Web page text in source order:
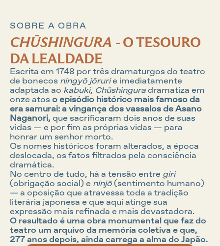
SOBRE A OBRA
CHŪSHINGURA - O TESOURO
DA LEALDADE
Escrita em 1748 por três dramaturgos do teatro
de bonecos ningyō jōruri e imediatamente
adaptada ao kabuki, Chūshingura dramatiza em
onze atos o episódio histórico mais famoso da
era samurai: a vingança dos vassalos de Asano
Naganori, que sacrificaram dois anos de suas
vidas — e por fim as próprias vidas — para
honrar um senhor morto.
Os nomes históricos foram alterados, a época
deslocada, os fatos filtrados pela consciência
dramática.
No centro de tudo, há a tensão entre giri
(obrigação social) e ninjō (sentimento humano)
— a oposição que atravessa toda a tradição
literária japonesa e que aqui atinge sua
expressão mais refinada e mais devastadora.
O resultado é uma obra monumental que faz do
teatro um arquivo da memória coletiva e que,
277 anos depois, ainda carrega a alma do Japão.